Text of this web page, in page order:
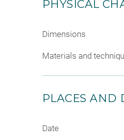
PHYSICAL
Dimensions
Materials and
PLACES AND
Date